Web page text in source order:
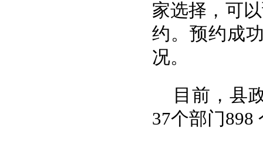
家选择，可
约。预约成
况。
目前，县
37个部门898